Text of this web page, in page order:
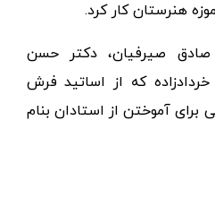
صادق صیرفیان، دکتر حسن
که از اساتید فرش
آموختن از استادان بنام